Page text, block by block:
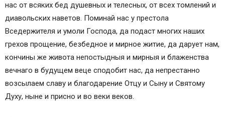
нас от всяких бед душевных и телесных, от всех томлений и
диавольских наветов. Поминай нас у престола
Вседержителя и умоли Господа, да подаст многих наших
грехов прощение, безбедное и мирное житие, да дарует нам,
кончины же живота непостыдныя и мирныя и блаженства
вечнаго в будущем веце сподобит нас, да непрестанно
возсылаем славу и благодарение Отцу и Сыну и Святому
Духу, ныне и присно и во веки веков.